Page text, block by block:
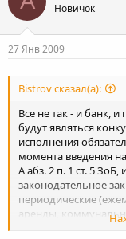
Новичок
27 Янв 2009
Bistrov сказал(а):
Все не так - и банк,
будут являться
исполнения
момента введения
А абз. 2 п. 1 ст. 5
законодательное
периодические
аренды,
(оплата воды,